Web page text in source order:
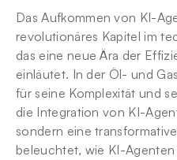
Das Aufkommen von KI-
revolutionäres Kapitel im
das eine neue Ära der
einläutet. In der Öl- und
für seine Komplexität und
die Integration von KI-
sondern eine
beleuchtet, wie KI-